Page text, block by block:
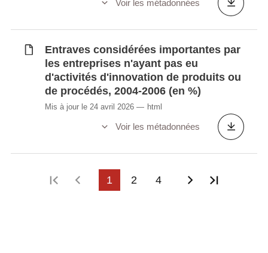
Voir les métadonnées
Entraves considérées importantes par
les entreprises n'ayant pas eu
d'activités d'innovation de produits ou
de procédés, 2004-2006 (en %)
Mis à jour le 24 avril 2026 html
Voir les métadonnées
Première page
Page précédente
1 2 4 Page